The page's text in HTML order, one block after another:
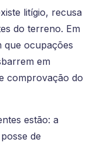
litígio, recusa
do terreno. Em
que ocupações
em
comprovação do
estão: a
de